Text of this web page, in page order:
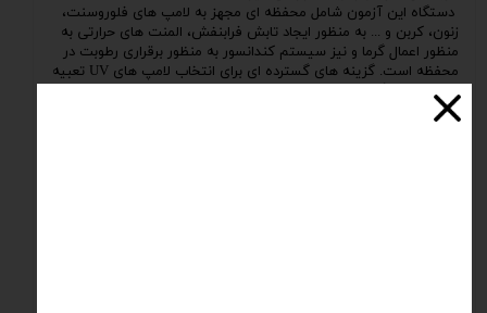
دستگاه این آزمون شامل محفظه ای مجهز به لامپ های فلوروسنت،
زنون، کربن و ... به منظور ایجاد تابش فرابنفش، المنت های حرارتی به
منظور اعمال گرما و نیز سیستم کندانسور به منظور برقراری رطوبت در
محفظه است. گزینه های گسترده ای برای انتخاب لامپ های UV تعبیه
شده در دستگاه وجود دارد که تفاوت اصلی آنها در طول موج نور تابیده
شده به نمونه می باشد. یکی از گونه های بسیار رایج از لامپ های